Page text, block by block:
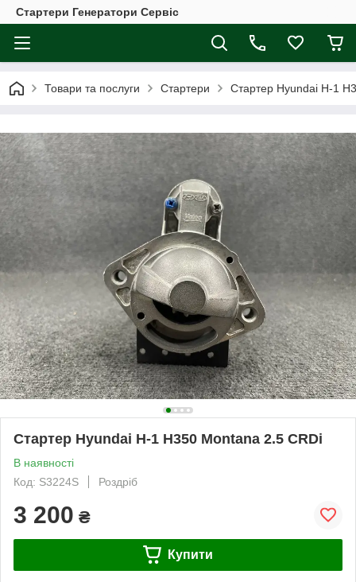
Стартери Генератори Сервіс
Товари та послуги Стартери Стартер Hyundai H-1
Стартер Hyundai H-1 H350 Montana 2.5 CRDi
В наявності
Код: S3224S
Роздріб
3 200 ₴
Купити